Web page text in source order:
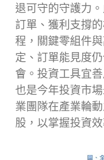
退可守的守護力
訂單、獲利支撐
程，關鍵零組件
定、訂單能見度
會。投資工具宜
也是今年投資市
業團隊在產業輪
股，以掌握投資